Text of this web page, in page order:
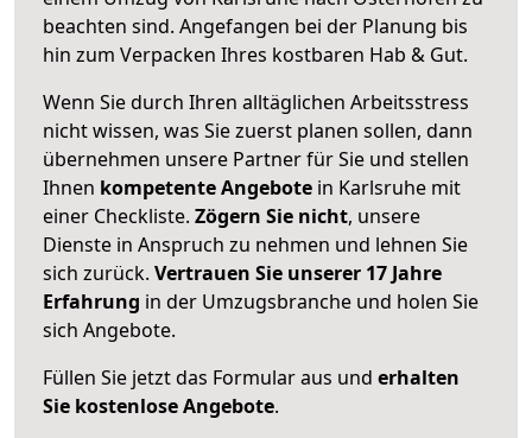
beachten sind. Angefangen bei der Planung bis
hin zum Verpacken Ihres kostbaren Hab & Gut.
Wenn Sie durch Ihren alltäglichen Arbeitsstress
nicht wissen, was Sie zuerst planen sollen, dann
übernehmen unsere Partner für Sie und stellen
Ihnen kompetente Angebote in Karlsruhe mit
einer Checkliste. Zögern Sie nicht, unsere
Dienste in Anspruch zu nehmen und lehnen Sie
sich zurück. Vertrauen Sie unserer 17 Jahre
Erfahrung in der Umzugsbranche und holen Sie
sich Angebote.
Füllen Sie jetzt das Formular aus und erhalten
Sie kostenlose Angebote.